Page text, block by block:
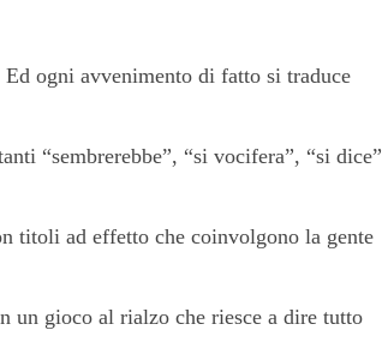
Ed ogni avvenimento di fatto si traduce
“sembrerebbe”, “si vocifera”, “si dice”
titoli ad effetto che coinvolgono la gente
un gioco al rialzo che riesce a dire tutto